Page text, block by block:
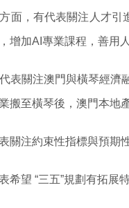
面，有代表關注人才
增加AI專業課程，善用
表關注澳門與橫琴經濟
搬至橫琴後，澳門本地
關注約束性指標與預期
希望 “三五”規劃有拓